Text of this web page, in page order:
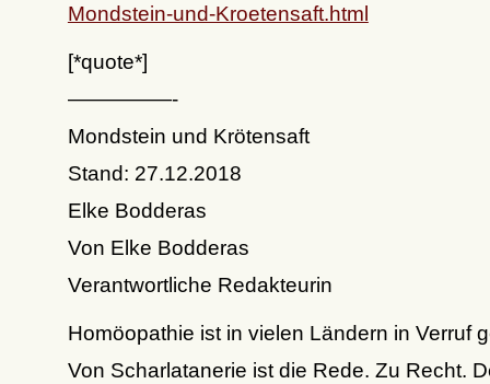
Mondstein-und-Kroetensaft.html
[*quote*]
—————-
Mondstein und Krötensaft
Stand: 27.12.2018
Elke Bodderas
Von Elke Bodderas
Verantwortliche Redakteurin
Homöopathie ist in vielen Ländern in Verruf
Von Scharlatanerie ist die Rede. Zu Recht.